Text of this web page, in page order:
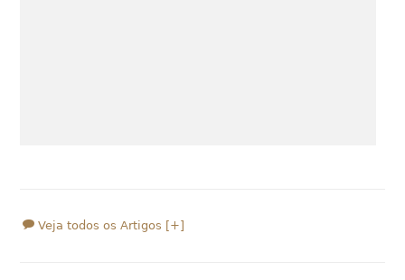
Veja todos os Artigos [+]